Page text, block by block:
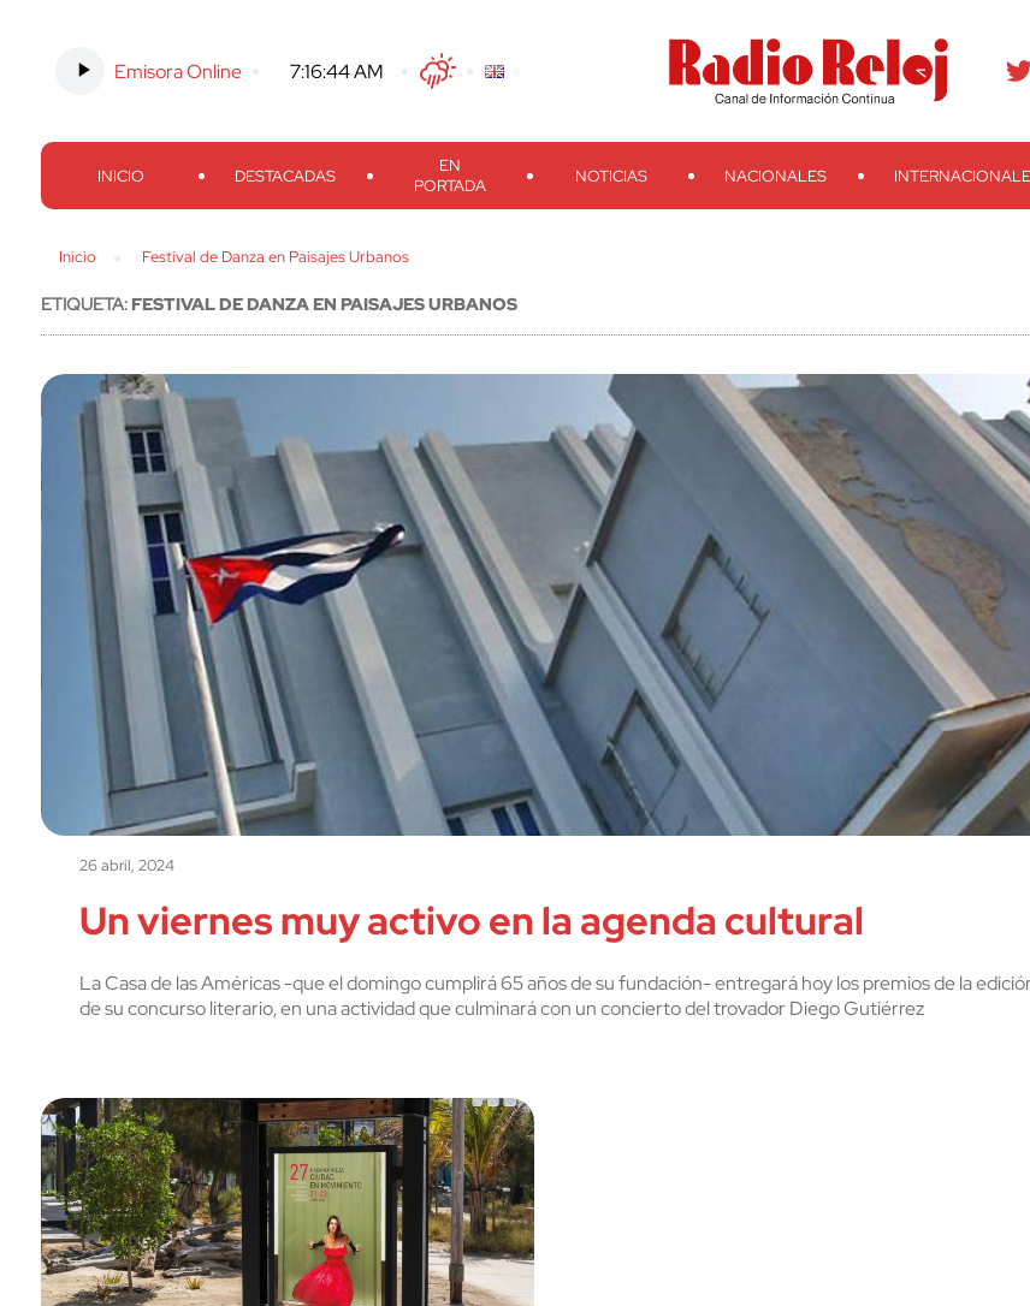
Emisora Online -7:16:45 AM TwitterFacebook
Threads
Instagram TelegramTeveo Ivoox RSS Search
INICIO DESTACADAS
EN
PORTADA
NOTICIAS NACIONALES
Inicio Festival de Danza en Paisajes Urbanos
ETIQUETA:FESTIVAL DE DANZA EN PAISAJES URBANOS
26 abril, 2024
Un viernes muy activo en la agenda cultural
La Casa de las Américas -que el domingo cumplirá 65 años de su fundación- entregará hoy los premios de la
de su concurso literario, en una actividad que culminará con un concierto del trovador Diego Gutiérrez